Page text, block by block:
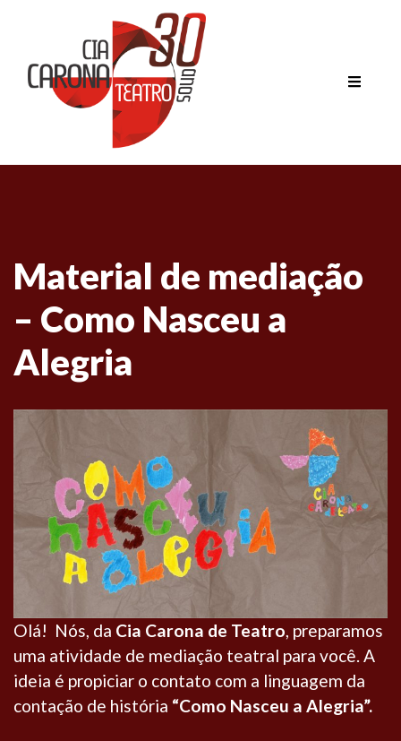
Material de mediação
– Como Nasceu a
Alegria
Olá! Nós, da Cia Carona de Teatro , preparamos
uma atividade de mediação teatral para você. A
ideia é propiciar o contato com a linguagem da
contação de história “Como Nasceu a Alegria”.